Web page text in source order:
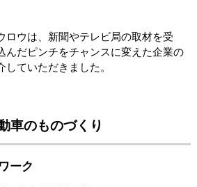
ロウは、新聞やテレビ局の取材を受
んだピンチをチャンスに変えた企業の
ていただきました。
車のものづくり
ーク